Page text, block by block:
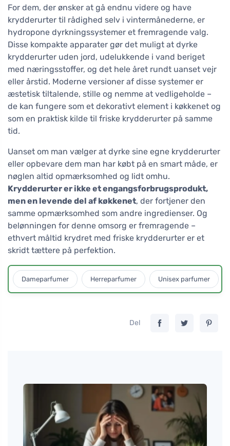
For dem, der ønsker at gå endnu videre og have
krydderurter til rådighed selv i vintermånederne, er
hydropone dyrkningssystemer et fremragende valg.
Disse kompakte apparater gør det muligt at dyrke
krydderurter uden jord, udelukkende i vand beriget
med næringsstoffer, og det hele året rundt uanset vejr
eller årstid. Moderne versioner af disse systemer er
æstetisk tiltalende, stille og nemme at vedligeholde –
de kan fungere som et dekorativt element i køkkenet og
som en praktisk kilde til friske krydderurter på samme
tid.
Uanset om man vælger at dyrke sine egne krydderurter
eller opbevare dem man har købt på en smart måde, er
nøglen altid opmærksomhed og lidt omhu.
Krydderurter er ikke et engangsforbrugsprodukt,
men en levende del af køkkenet, der fortjener den
samme opmærksomhed som andre ingredienser. Og
belønningen for denne omsorg er fremragende –
ethvert måltid krydret med friske krydderurter er et
skridt tættere på perfektion.
Dameparfumer Herreparfumer Unisex parfumer
Del